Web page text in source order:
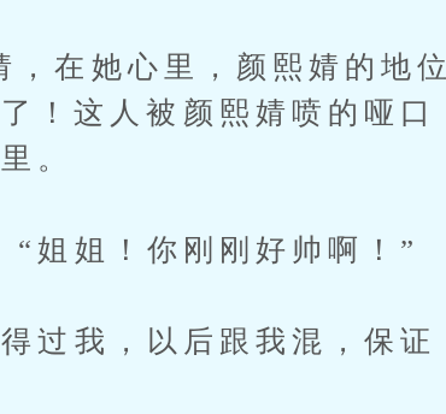
在她心里，颜熙婧的地位
！这人被颜熙婧喷的哑口
。
姐姐！你刚刚好帅啊！”
过我，以后跟我混，保证